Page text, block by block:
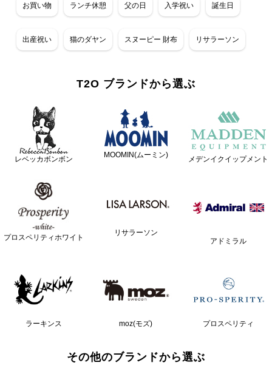
お買い物 ランチ休憩 父の日 入学祝い 誕生日
出産祝い 猫のダヤン スヌーピー 財布 リサラーソン
T2O ブランドから選ぶ
レベッカボンボン MOOMIN(ムーミン) メデンイクイップメント
プロスペリティホワイト
リサラーソン
アドミラル
ラーキンス moz(モズ) プロスペリティ
その他のブランドから選ぶ